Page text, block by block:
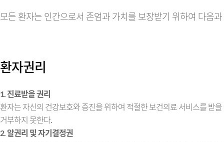
모든 환자는 인간으로서 존엄과 가치를 보장받기 위하여 다음
환자권리
1. 진료받을 권리
환자는 자신의 건강보호와 증진을 위하여 적절한 보건의료 서비스를 받
거부하지 못한다.
2. 알권리 및 자기결정권